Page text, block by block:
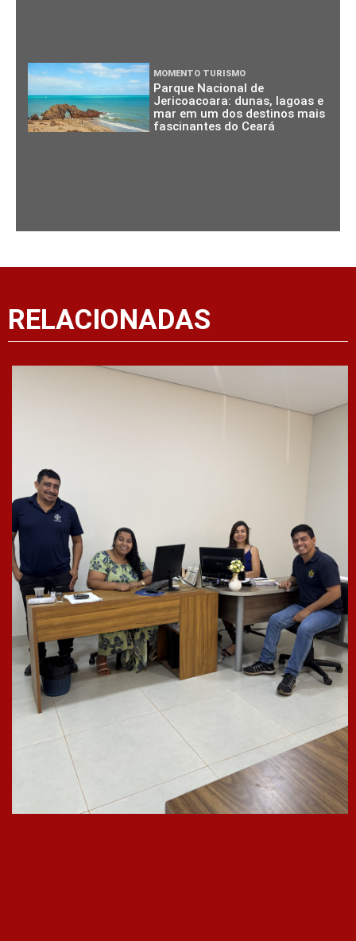
MOMENTO TURISMO
Parque Nacional de
Jericoacoara: dunas, lagoas e
mar em um dos destinos mais
fascinantes do Ceará
RELACIONADAS